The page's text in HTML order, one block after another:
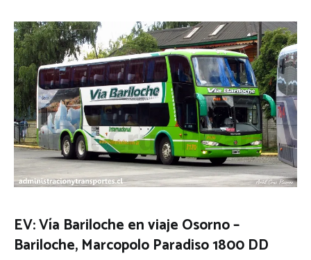
EV: Vía Bariloche en viaje Osorno –
Bariloche, Marcopolo Paradiso 1800 DD